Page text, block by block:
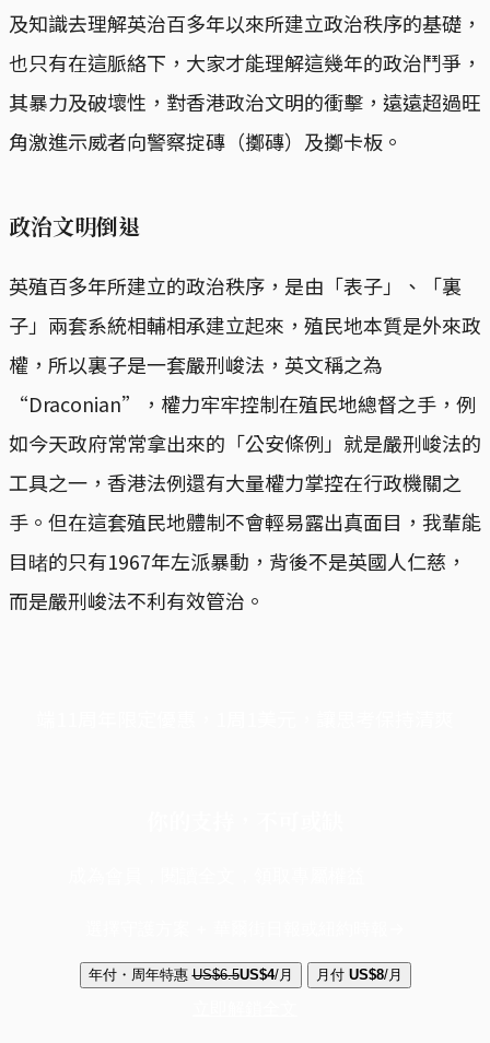
及知識去理解英治百多年以來所建立政治秩序的基礎，
也只有在這脈絡下，大家才能理解這幾年的政治鬥爭，
其暴力及破壞性，對香港政治文明的衝擊，遠遠超過旺
角激進示威者向警察掟磚（擲磚）及擲卡板。
政治文明倒退
英殖百多年所建立的政治秩序，是由「表子」、「裏
子」兩套系統相輔相承建立起來，殖民地本質是外來政
權，所以裏子是一套嚴刑峻法，英文稱之為
“Draconian”，權力牢牢控制在殖民地總督之手，例
如今天政府常常拿出來的「公安條例」就是嚴刑峻法的
工具之一，香港法例還有大量權力掌控在行政機關之
手。但在這套殖民地體制不會輕易露出真面目，我輩能
目暏的只有1967年左派暴動，背後不是英國人仁慈，
而是嚴刑峻法不利有效管治。
年付・周年特惠 US$6.5US$4/月 月付 US$8/月